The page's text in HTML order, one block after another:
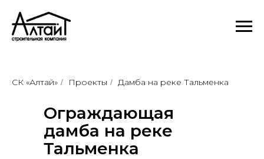
СК «Алтай» / Проекты / Дамба на реке Тальменка
Ограждающая
дамба на реке
Тальменка